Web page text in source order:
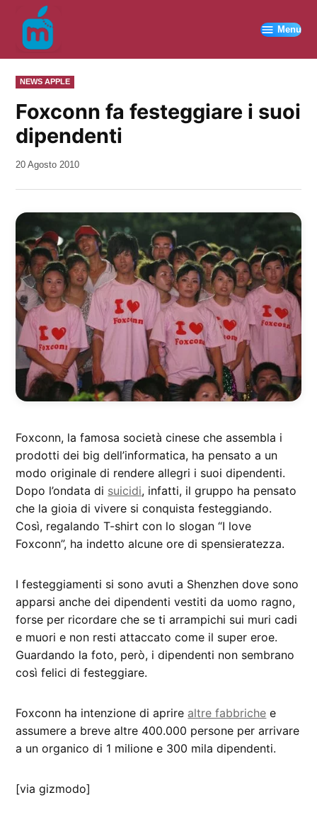
contenuto
Menu
PUBBLICATO
IN
NEWS APPLE
Foxconn fa festeggiare i suoi
dipendenti
da
20 Agosto 2010
Foxconn, la famosa società cinese che assembla i
prodotti dei big dell’informatica, ha pensato a un
modo originale di rendere allegri i suoi dipendenti.
Dopo l’ondata di suicidi, infatti, il gruppo ha pensato
che la gioia di vivere si conquista festeggiando.
Così, regalando T-shirt con lo slogan “I love
Foxconn”, ha indetto alcune ore di spensieratezza.
I festeggiamenti si sono avuti a Shenzhen dove sono
apparsi anche dei dipendenti vestiti da uomo ragno,
forse per ricordare che se ti arrampichi sui muri cadi
e muori e non resti attaccato come il super eroe.
Guardando la foto, però, i dipendenti non sembrano
così felici di festeggiare.
Foxconn ha intenzione di aprire altre fabbriche e
assumere a breve altre 400.000 persone per arrivare
a un organico di 1 milione e 300 mila dipendenti.
[via gizmodo]